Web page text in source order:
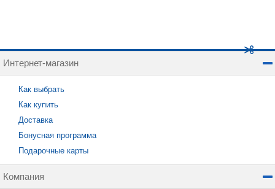
Интернет-магазин
Как выбрать
Как купить
Доставка
Бонусная программа
Подарочные карты
Компания